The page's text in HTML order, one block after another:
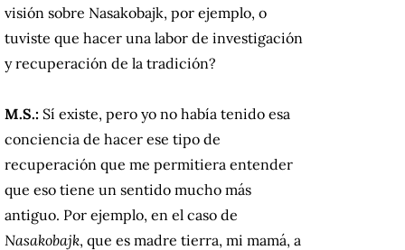
visión sobre Nasakobajk, por ejemplo, o
tuviste que hacer una labor de investigación
y recuperación de la tradición?
M.S.: Sí existe, pero yo no había tenido esa
conciencia de hacer ese tipo de
recuperación que me permitiera entender
que eso tiene un sentido mucho más
antiguo. Por ejemplo, en el caso de
Nasakobajk, que es madre tierra, mi mamá, a